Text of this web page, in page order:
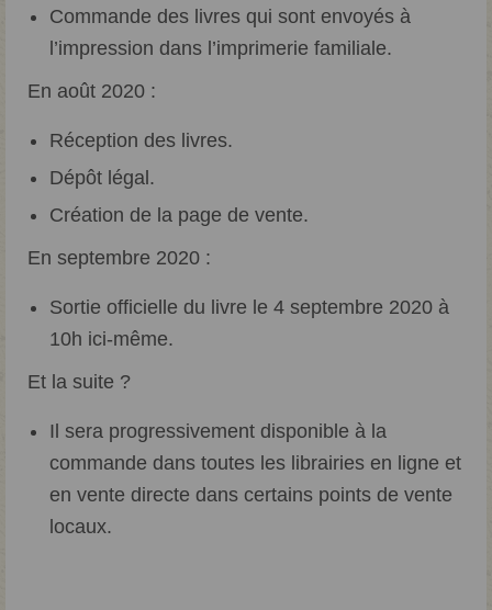
Commande des livres qui sont envoyés à
l’impression dans l’imprimerie familiale.
En août 2020 :
Réception des livres.
Dépôt légal.
Création de la page de vente.
En septembre 2020 :
Sortie officielle du livre le 4 septembre 2020 à
10h ici-même.
Et la suite ?
Il sera progressivement disponible à la
commande dans toutes les librairies en ligne et
en vente directe dans certains points de vente
locaux.